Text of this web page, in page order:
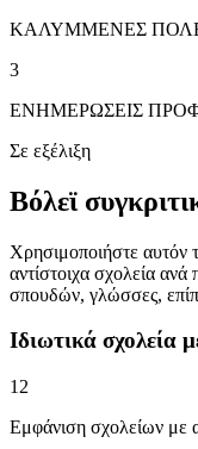
ΚΑΛΥΜΜΕΝΕΣ
3
ΕΝΗΜΕΡΩΣΕΙΣ
Σε εξέλιξη
Βόλεϊ
Χρησιμοποιήστε αυτόν
αντίστοιχα σχολεία
σπουδών, γλώσσες,
Ιδιωτικά σχολεία
12
Εμφάνιση σχολείων με